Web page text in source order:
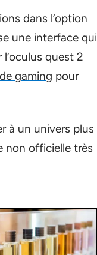
dans l’option
une interface qui
quest 2
gaming pour
à un univers plus
non officielle très